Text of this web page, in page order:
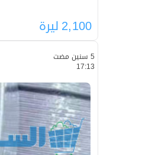
2,100ليرة
5 سنين مضت
17:13